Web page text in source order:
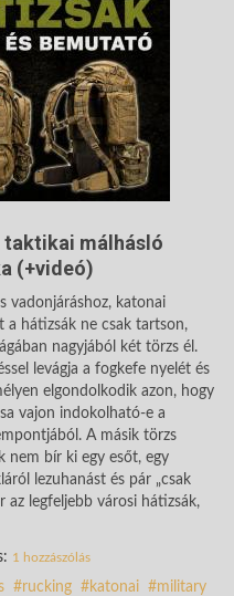
taktikai málhásló
(+videó)
vadonjáráshoz, katonai
a hátizsák ne csak tartson,
nagyjából két törzs él.
levágja a fogkefe nyelét és
elgondolkodik azon, hogy
vajon indokolható-e a
A másik törzs
nem bír ki egy esőt, egy
lezuhanást és pár „csak
az legfeljebb városi hátizsák,
1 hozzászólás
rucking katonai
military